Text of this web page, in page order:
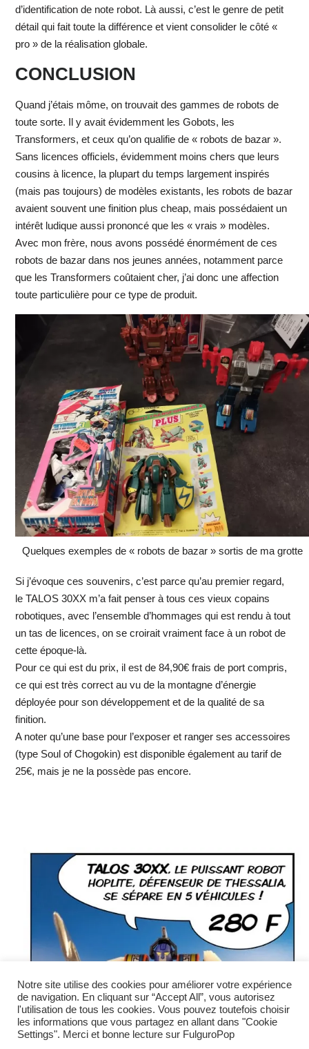
d’identification de note robot. Là aussi, c’est le genre de petit
détail qui fait toute la différence et vient consolider le côté «
pro » de la réalisation globale.
CONCLUSION
Quand j’étais môme, on trouvait des gammes de robots de
toute sorte. Il y avait évidemment les Gobots, les
Transformers, et ceux qu’on qualifie de « robots de bazar ».
Sans licences officiels, évidemment moins chers que leurs
cousins à licence, la plupart du temps largement inspirés
(mais pas toujours) de modèles existants, les robots de bazar
avaient souvent une finition plus cheap, mais possédaient un
intérêt ludique aussi prononcé que les « vrais » modèles.
Avec mon frère, nous avons possédé énormément de ces
robots de bazar dans nos jeunes années, notamment parce
que les Transformers coûtaient cher, j’ai donc une affection
toute particulière pour ce type de produit.
Quelques exemples de « robots de bazar » sortis de ma grotte
Si j’évoque ces souvenirs, c’est parce qu’au premier regard,
le TALOS 30XX m’a fait penser à tous ces vieux copains
robotiques, avec l’ensemble d’hommages qui est rendu à tout
un tas de licences, on se croirait vraiment face à un robot de
cette époque-là.
Pour ce qui est du prix, il est de 84,90€ frais de port compris,
ce qui est très correct au vu de la montagne d’énergie
déployée pour son développement et de la qualité de sa
finition.
A noter qu’une base pour l’exposer et ranger ses accessoires
(type Soul of Chogokin) est disponible également au tarif de
25€, mais je ne la possède pas encore.
Notre site utilise des cookies pour améliorer votre expérience
de navigation. En cliquant sur “Accept All”, vous autorisez
l'utilisation de tous les cookies. Vous pouvez toutefois choisir
les informations que vous partagez en allant dans "Cookie
Settings". Merci et bonne lecture sur FulguroPop